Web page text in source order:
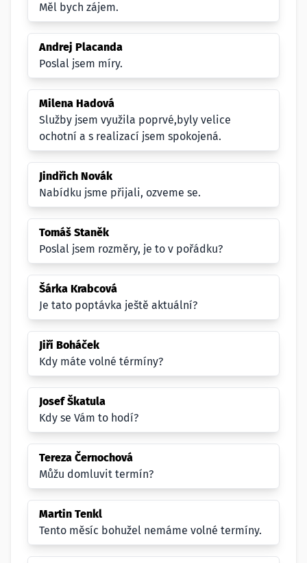
Měl bych zájem.
Andrej Placanda
Poslal jsem míry.
Milena Hadová
Služby jsem využila poprvé,byly velice
ochotní a s realizací jsem spokojená.
Jindřich Novák
Nabídku jsme přijali, ozveme se.
Tomáš Staněk
Poslal jsem rozměry, je to v pořádku?
Šárka Krabcová
Je tato poptávka ještě aktuální?
Jiří Boháček
Kdy máte volné térmíny?
Josef Škatula
Kdy se Vám to hodí?
Tereza Černochová
Můžu domluvit termín?
Martin Tenkl
Tento měsíc bohužel nemáme volné termíny.